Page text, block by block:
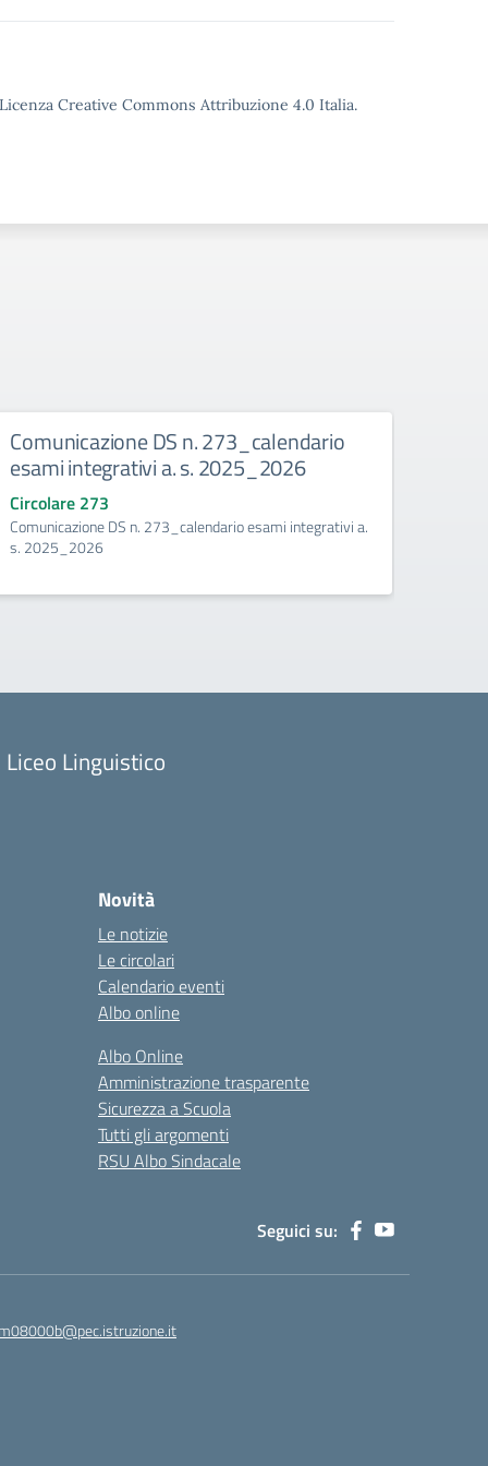
Creative Commons Attribuzione 4.0 Italia.
Comunicazione DS n. 273_calendario
esami integrativi a. s. 2025_2026
Circolare 273
Comunicazione DS n. 273_calendario esami integrativi a.
s. 2025_2026
Linguistico
Novità
Le notizie
Le circolari
Calendario eventi
Albo online
Albo Online
Amministrazione trasparente
Sicurezza a Scuola
Tutti gli argomenti
RSU Albo Sindacale
Seguici su: